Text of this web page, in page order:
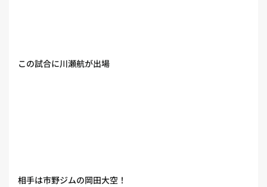
この試合に川瀬航が出場
相手は市野ジムの岡田大空！